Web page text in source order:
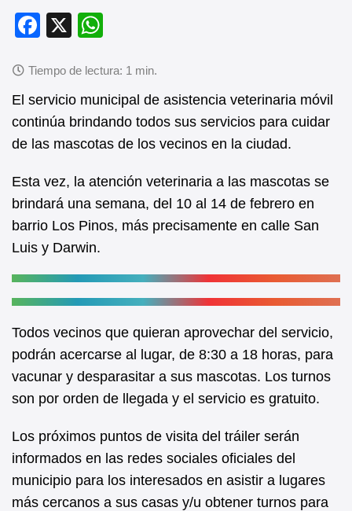
F
c
e
b
o
o
k
X
at
s
A
p
p
El servicio municipal de asistencia veterinaria móvil
continúa brindando todos sus servicios para cuidar
de las mascotas de los vecinos en la ciudad.
Esta vez, la atención veterinaria a las mascotas se
brindará una semana, del 10 al 14 de febrero en
barrio Los Pinos, más precisamente en calle San
Luis y Darwin.
Todos vecinos que quieran aprovechar del servicio,
podrán acercarse al lugar, de 8:30 a 18 horas, para
vacunar y desparasitar a sus mascotas. Los turnos
son por orden de llegada y el servicio es gratuito.
Los próximos puntos de visita del tráiler serán
informados en las redes sociales oficiales del
municipio para los interesados en asistir a lugares
más cercanos a sus casas y/u obtener turnos para